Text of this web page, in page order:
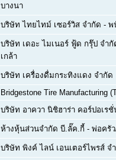
บางนา
บริษัท ไทยไทม์ เซอร์วิส จำกัด - พ
บริษัท เดอะ ไมเนอร์ ฟู้ด กรุ๊ป จำ
เกล้า
บริษัท เครื่องดื่มกระทิงแดง จำกัด
Bridgestone Tire Manufacturing
บริษัท อาควา นิชิฮาร่า คอร์ปอเร
ห้างหุ้นส่วนจำกัด บี.ลั๊ค.กี้ - พ่อครั
บริษัท พิงค์ ไลน์ เอนเตอร์ไพรส์ จ